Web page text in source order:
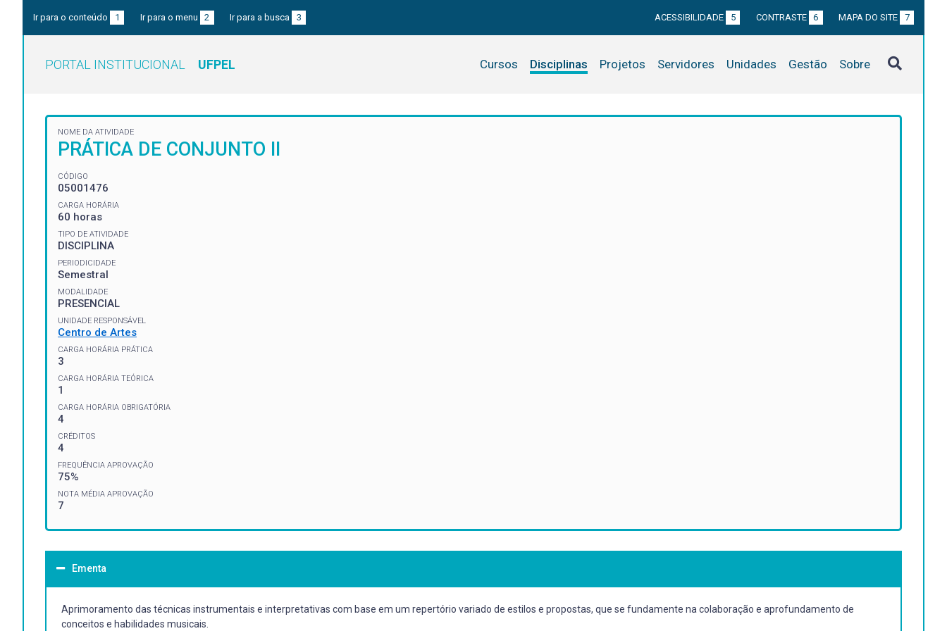
Ir para o conteúdo 1 Ir para o menu 2 Ir para a busca 3 ACESSIBILIDADE 5 CONTRASTE 6 MAPA DO SITE 7
PORTAL INSTITUCIONAL UFPEL Cursos Disciplinas Projetos Servidores Unidades Gestão Sobre
NOME DA ATIVIDADE
PRÁTICA DE CONJUNTO II
CÓDIGO
05001476
CARGA HORÁRIA
60 horas
TIPO DE ATIVIDADE
DISCIPLINA
PERIODICIDADE
Semestral
MODALIDADE
PRESENCIAL
UNIDADE RESPONSÁVEL
Centro de Artes
CARGA HORÁRIA PRÁTICA
3
CARGA HORÁRIA TEÓRICA
1
CARGA HORÁRIA OBRIGATÓRIA
4
CRÉDITOS
4
FREQUÊNCIA APROVAÇÃO
75%
NOTA MÉDIA APROVAÇÃO
7
Ementa
Aprimoramento das técnicas instrumentais e interpretativas com base em um repertório variado de estilos e propostas, que se fundamente na colaboração e aprofundamento de
conceitos e habilidades musicais.